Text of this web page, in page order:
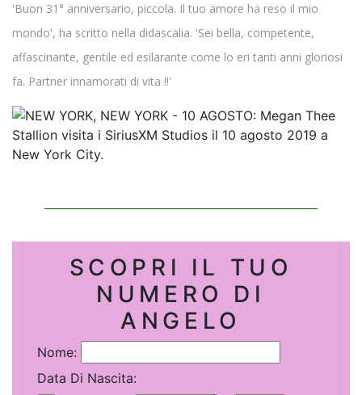
'Buon 31° anniversario, piccola. Il tuo amore ha reso il mio
mondo', ha scritto nella didascalia. 'Sei bella, competente,
affascinante, gentile ed esilarante come lo eri tanti anni gloriosi
fa. Partner innamorati di vita !!'
SCOPRI IL TUO
NUMERO DI
ANGELO
Nome:
Data Di Nascita: